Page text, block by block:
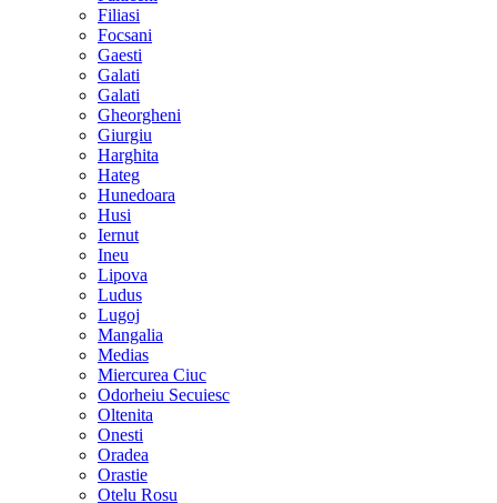
Filiasi
Focsani
Gaesti
Galati
Galati
Gheorgheni
Giurgiu
Harghita
Hateg
Hunedoara
Husi
Iernut
Ineu
Lipova
Ludus
Lugoj
Mangalia
Medias
Miercurea Ciuc
Odorheiu Secuiesc
Oltenita
Onesti
Oradea
Orastie
Otelu Rosu